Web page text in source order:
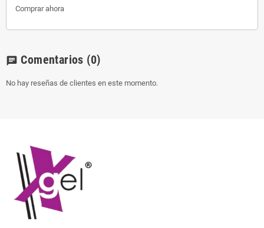
Comprar ahora
chat Comentarios (0)
No hay reseñas de clientes en este momento.